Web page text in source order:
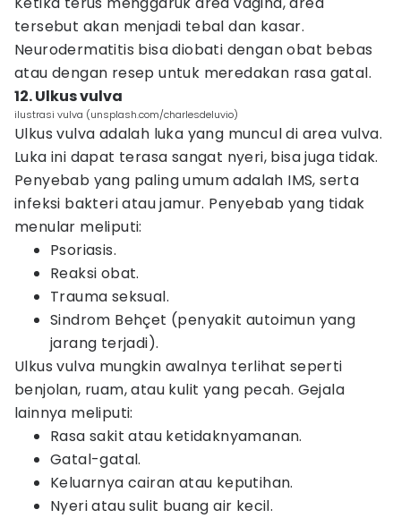
tersebut akan menjadi tebal dan kasar.
Neurodermatitis bisa diobati dengan obat bebas
atau dengan resep untuk meredakan rasa gatal.
12. Ulkus vulva
ilustrasi vulva (unsplash.com/charlesdeluvio)
Ulkus vulva adalah luka yang muncul di area vulva.
Luka ini dapat terasa sangat nyeri, bisa juga tidak.
Penyebab yang paling umum adalah IMS, serta
infeksi bakteri atau jamur. Penyebab yang tidak
menular meliputi:
Psoriasis.
Reaksi obat.
Trauma seksual.
Sindrom Behçet (penyakit autoimun yang
jarang terjadi).
Ulkus vulva mungkin awalnya terlihat seperti
benjolan, ruam, atau kulit yang pecah. Gejala
lainnya meliputi:
Rasa sakit atau ketidaknyamanan.
Gatal-gatal.
Keluarnya cairan atau keputihan.
Nyeri atau sulit buang air kecil.